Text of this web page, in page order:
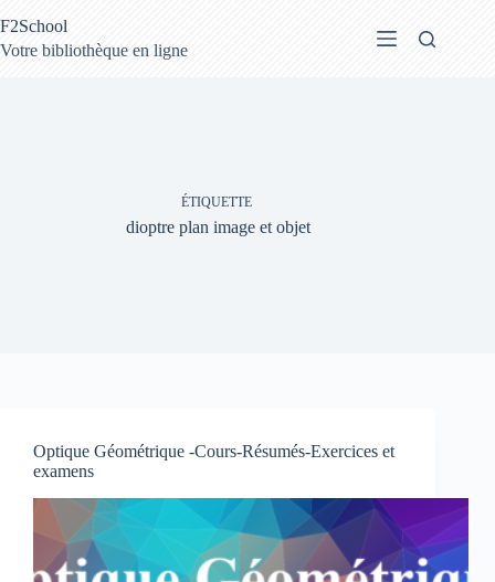
au
contenu
F2School
Votre bibliothèque en ligne
ÉTIQUETTE
dioptre plan image et objet
Optique Géométrique -Cours-Résumés-Exercices et
examens